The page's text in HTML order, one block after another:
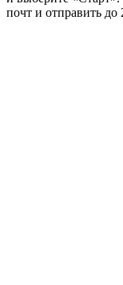
почт и отправить до